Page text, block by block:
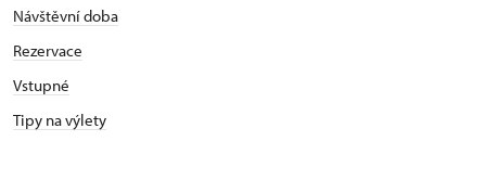
Návštěvní doba
Rezervace
Vstupné
Tipy na výlety